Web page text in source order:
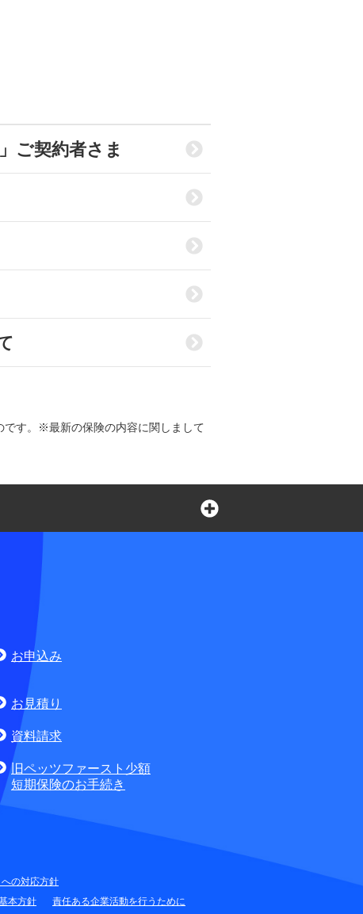
ご契約者さま
です。※最新の保険の内容に関しまして
合せ窓口
無料
ペット損害保険株式会社
お申込み
お見積り
資料請求
旧ペッツファースト少額
短期保険のお手続き
の対応方針
本方針 責任ある企業活動を行うために